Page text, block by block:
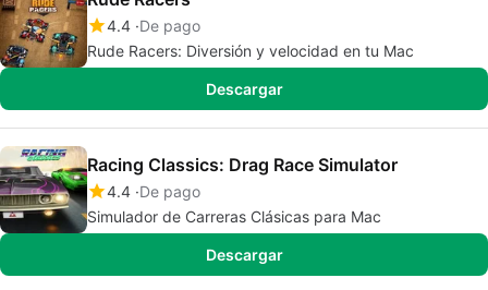
4.4 De pago
Rude Racers: Diversión y velocidad en tu Mac
Descargar
Racing Classics: Drag Race Simulator
4.4 De pago
Simulador de Carreras Clásicas para Mac
Descargar